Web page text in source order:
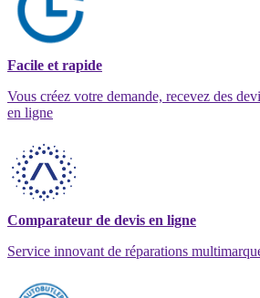
Facile et rapide
Vous créez votre demande, recevez des
en ligne
Comparateur de devis en ligne
Service innovant de réparations